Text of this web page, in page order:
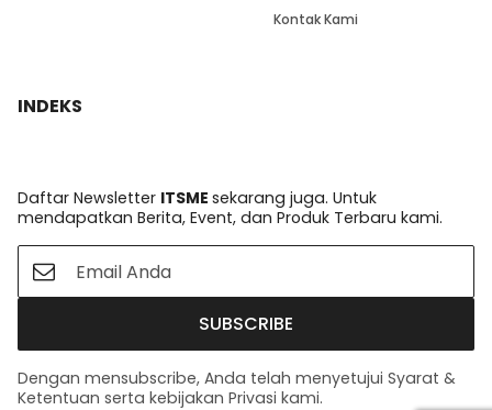
Kontak Kami
INDEKS
Daftar Newsletter ITSME sekarang juga. Untuk
mendapatkan Berita, Event, dan Produk Terbaru kami.
SUBSCRIBE
Dengan mensubscribe, Anda telah menyetujui Syarat &
Ketentuan serta kebijakan Privasi kami.